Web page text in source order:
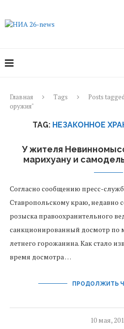
Главная Tags
Posts
оружия"
TAG: НЕЗАКОННОЕ
У жителя
марихуану и
Согласно сообщению пресс-
Ставропольскому краю, недавно
розыска правоохранительного
санкционированный досмотр по
летнего горожанина. Как стало
время досмотра …
ПРОДОЛЖИТЬ
10 мая,